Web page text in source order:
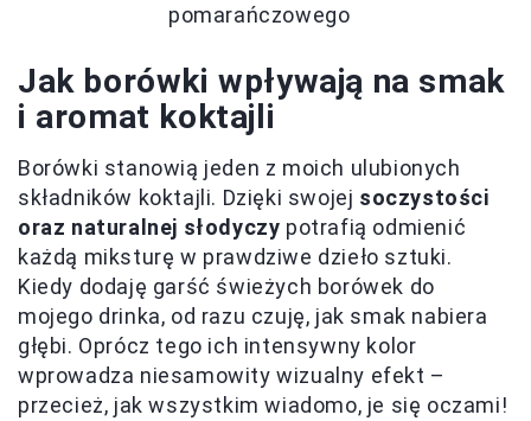
pomarańczowego
Jak borówki wpływają na smak
i aromat koktajli
Borówki stanowią jeden z moich ulubionych
składników koktajli. Dzięki swojej soczystości
oraz naturalnej słodyczy potrafią odmienić
każdą miksturę w prawdziwe dzieło sztuki.
Kiedy dodaję garść świeżych borówek do
mojego drinka, od razu czuję, jak smak nabiera
głębi. Oprócz tego ich intensywny kolor
wprowadza niesamowity wizualny efekt –
przecież, jak wszystkim wiadomo, je się oczami!